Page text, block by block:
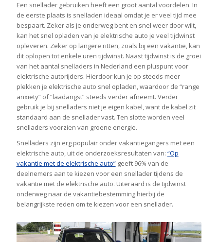
Een snellader gebruiken heeft een groot aantal voordelen. In
de eerste plaats is snelladen ideaal omdat je er veel tijd mee
bespaart. Zeker als je onderweg bent en snel weer door wilt,
kan het snel opladen van je elektrische auto je veel tijdwinst
opleveren. Zeker op langere ritten, zoals bij een vakantie, kan
dit oplopen tot enkele uren tijdwinst. Naast tijdwinst is de groei
van het aantal snelladers in Nederland een pluspunt voor
elektrische autorijders. Hierdoor kun je op steeds meer
plekken je elektrische auto snel opladen, waardoor de “range
anxiety” of “laadangst” steeds verder afneemt. Verder
gebruik je bij snelladers niet je eigen kabel, want de kabel zit
standaard aan de snellader vast. Ten slotte worden veel
snelladers voorzien van groene energie.
Snelladers zijn erg populair onder vakantiegangers met een
elektrische auto, uit de onderzoeksresultaten van: “Op
vakantie met de elektrische auto”geeft 96% van de
deelnemers aan te kiezen voor een snellader tijdens de
vakantie met de elektrische auto. Uiteraard is de tijdwinst
onderweg naar de vakantiebestemming hierbij de
belangrijkste reden om te kiezen voor een snellader.